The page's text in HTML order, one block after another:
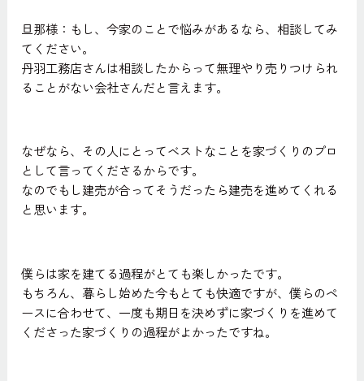
旦那様：もし、今家のことで悩みがあるなら、相談してみ
てください。
丹羽工務店さんは相談したからって無理やり売りつけられ
ることがない会社さんだと言えます。
なぜなら、その人にとってベストなことを家づくりのプロ
として言ってくださるからです。
なのでもし建売が合ってそうだったら建売を進めてくれる
と思います。
僕らは家を建てる過程がとても楽しかったです。
もちろん、暮らし始めた今もとても快適ですが、僕らのペ
ースに合わせて、一度も期日を決めずに家づくりを進めて
くださった家づくりの過程がよかったですね。